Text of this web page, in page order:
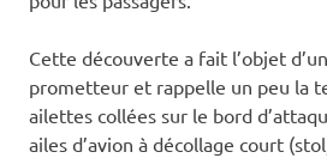
Cette découverte a fait l’objet
prometteur et rappelle un peu la
ailettes collées sur le bord
ailes d’avion à décollage court